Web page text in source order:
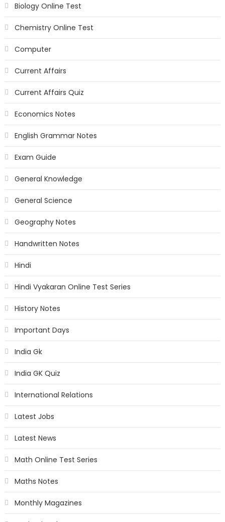
Biology Online Test
Chemistry Online Test
Computer
Current Affairs
Current Affairs Quiz
Economics Notes
English Grammar Notes
Exam Guide
General Knowledge
General Science
Geography Notes
Handwritten Notes
Hindi
Hindi Vyakaran Online Test Series
History Notes
Important Days
India Gk
India GK Quiz
International Relations
Latest Jobs
Latest News
Math Online Test Series
Maths Notes
Monthly Magazines